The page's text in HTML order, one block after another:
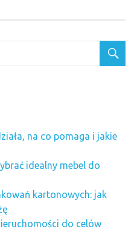
na co pomaga i jakie
idealny mebel do
kartonowych: jak
do celów